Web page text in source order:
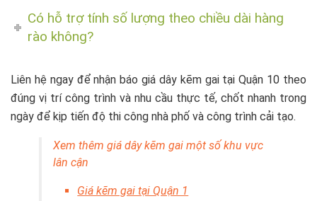
Có hỗ trợ tính số lượng theo chiều dài hàng
rào không?
Liên hệ ngay để nhận báo giá dây kẽm gai tại Quận 10 theo
đúng vị trí công trình và nhu cầu thực tế, chốt nhanh trong
ngày để kịp tiến độ thi công nhà phố và công trình cải tạo.
Xem thêm giá dây kẽm gai một số khu vực
lân cận
Giá kẽm gai tại Quận 1